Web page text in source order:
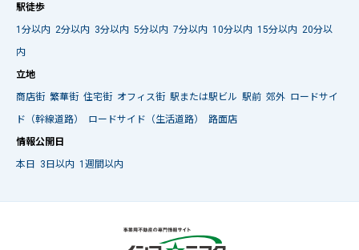
駅徒歩
1分以内 2分以内 3分以内 5分以内 7分以内 10分以内 15分以内 20分以
内
立地
商店街 繁華街 住宅街 オフィス街 駅または駅ビル 駅前 郊外 ロードサイ
ド（幹線道路）
ロードサイド（生活道路）
路面店
情報公開日
本日
3日以内 1週間以内